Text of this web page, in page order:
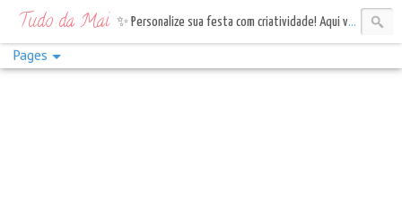
Tudo da Mai ✨ Personalize sua festa com criatividade! Aqui você encontra topos de bolo, tags e bandeirinhas. Vem celebrar com estilo!✨
Pages